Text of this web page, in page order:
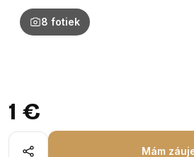
8 fotiek
1 €
Mám